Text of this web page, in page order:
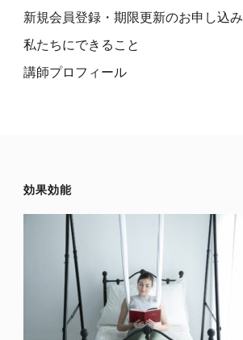
新規会員登録・期限更新のお申し込み
私たちにできること
講師プロフィール
効果効能